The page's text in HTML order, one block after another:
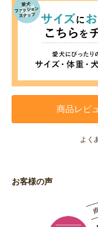
商品レビ
よく
お客様の声